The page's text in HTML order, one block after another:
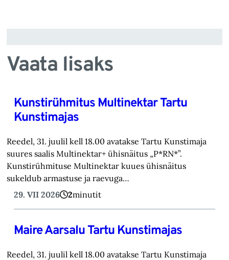
Vaata lisaks
Kunstirühmitus Multinektar Tartu
Kunstimajas
Reedel, 31. juulil kell 18.00 avatakse Tartu Kunstimaja
suures saalis Multinektar+ ühisnäitus „P*RN*”.
Kunstirühmituse Multinektar kuues ühisnäitus
sukeldub armastuse ja raevuga…
29. VII 2026
2minutit
Maire Aarsalu Tartu Kunstimajas
Reedel, 31. juulil kell 18.00 avatakse Tartu Kunstimaja